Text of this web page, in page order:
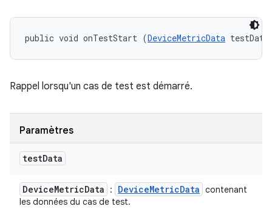
public void onTestStart (DeviceMetricData
Rappel lorsqu'un cas de test est démarré.
Paramètres
testData
DeviceMetricData : DeviceMetricData contenant
les données du cas de test.